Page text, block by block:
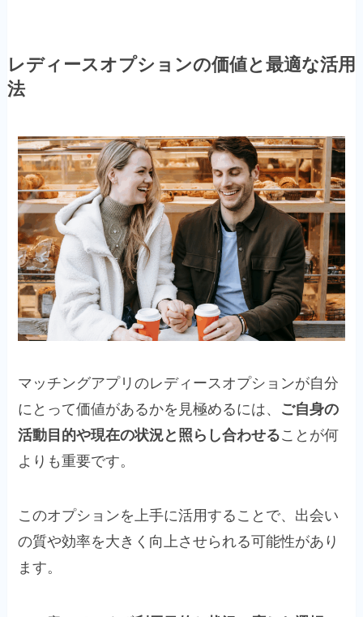
レディースオプションの価値と最適な活用
法
マッチングアプリのレディースオプションが自分
にとって価値があるかを見極めるには、 ご自身の
活動目的や現在の状況と照らし合わせることが何
よりも重要です。
このオプションを上手に活用することで、出会い
の質や効率を大きく向上させられる可能性があり
ます。